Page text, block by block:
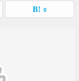
0